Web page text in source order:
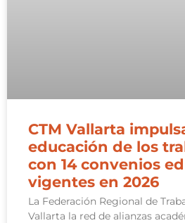
CTM Vallarta
educación de los
con 14 convenios
vigentes en 2026
La Federación Regional de
Vallarta la red de alianzas